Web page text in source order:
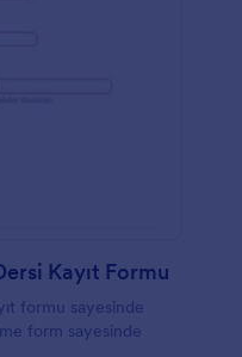
Kayıt Formu
formu sayesinde
form sayesinde